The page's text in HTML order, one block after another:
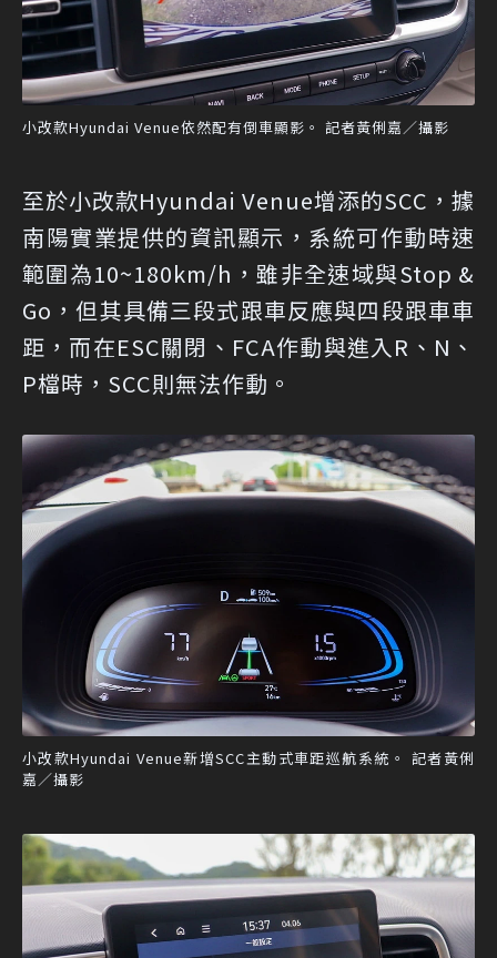
小改款Hyundai Venue依然配有倒車顯影。 記者黃俐嘉／攝影
至於小改款Hyundai Venue增添的SCC，據
南陽實業提供的資訊顯示，系統可作動時速
範圍為10~180km/h，雖非全速域與Stop &
Go，但其具備三段式跟車反應與四段跟車車
距，而在ESC關閉、FCA作動與進入R、N、
P檔時，SCC則無法作動。
小改款Hyundai Venue新增SCC主動式車距巡航系統。 記者黃俐
嘉／攝影